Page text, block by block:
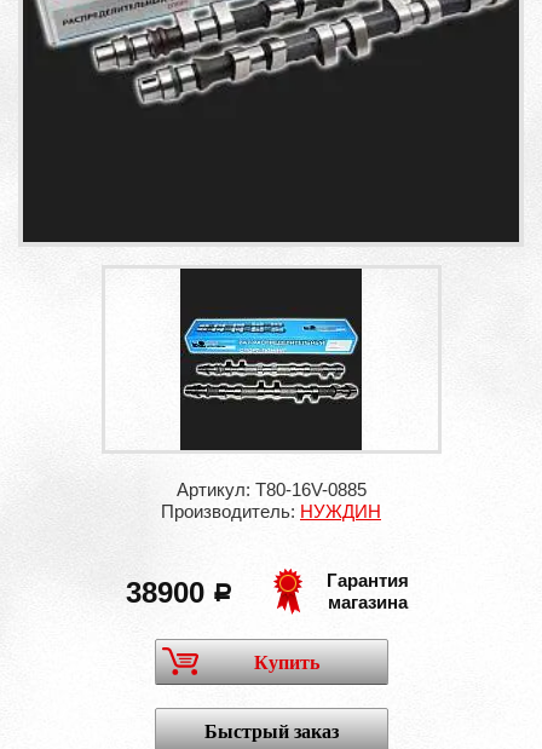
Артикул: T80-16V-0885
Производитель: НУЖДИН
38900 a
Гарантия
магазина
Купить
Быстрый заказ